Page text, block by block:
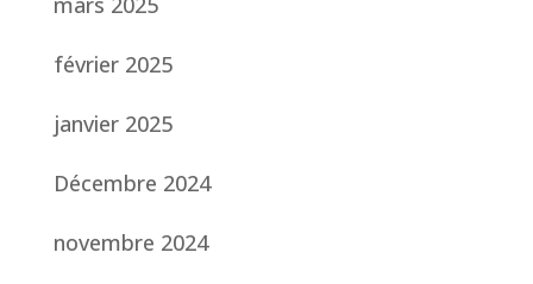
février 2025
janvier 2025
Décembre 2024
novembre 2024